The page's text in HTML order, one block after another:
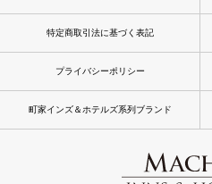
特定商取引法に基づく表記
プライバシーポリシー
町家インズ＆ホテルズ系列ブランド